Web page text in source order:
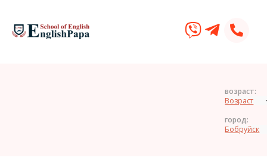
возраст:
город: